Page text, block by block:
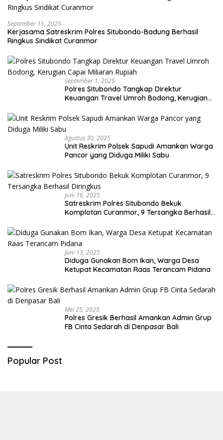
September 11, 2025
Kerjasama Satreskrim Polres Situbondo-Badung Berhasil
Ringkus Sindikat Curanmor
September 1, 2025
Polres Situbondo Tangkap Direktur
Keuangan Travel Umroh Bodong, Kerugian
Agustus 30, 2025
Unit Reskrim Polsek Sapudi Amankan Warga
Pancor yang Diduga Miliki Sabu
Juni 16, 2025
Satreskrim Polres Situbondo Bekuk
Komplotan Curanmor, 9 Tersangka Berhasil
Juni 13, 2025
Diduga Gunakan Bom Ikan, Warga Desa
Ketupat Kecamatan Raas Terancam Pidana
Mei 25, 2025
Polres Gresik Berhasil Amankan Admin Grup
FB Cinta Sedarah di Denpasar Bali
Popular Post